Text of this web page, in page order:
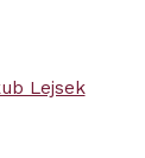
Lejsek